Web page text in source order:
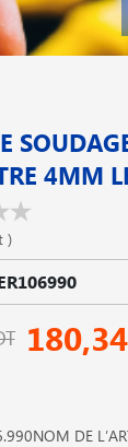
4MM
)
DE